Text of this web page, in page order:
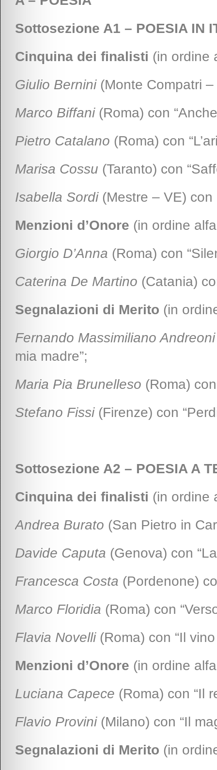
Sottosezione A1 – POESIA IN
Cinquina dei finalisti (in ordine
Giulio Bernini(Monte Compatri –
Marco Biffani(Roma) con
Pietro Catalano (Roma) con
Marisa Cossu (Taranto) con
Isabella Sordi(Mestre – VE) con
Menzioni d’Onore (in ordine
Giorgio D’Anna (Roma) con
Caterina De Martino (Catania)
Segnalazioni di Merito (in
Fernando Massimiliano Andreoni
mia madre”;
Maria Pia Brunelleso (Roma)
Stefano Fissi(Firenze) con
Sottosezione A2 – POESIA A
Cinquina dei finalisti (in ordine
Andrea Burato (San Pietro in
Davide Caputa (Genova) con
Francesca Costa (Pordenone)
Marco Floridia (Roma) con
Flavia Novelli(Roma) con “Il
Menzioni d’Onore (in ordine
Luciana Capece (Roma) con “Il
Flavio Provini(Milano) con “Il
Segnalazioni di Merito (in